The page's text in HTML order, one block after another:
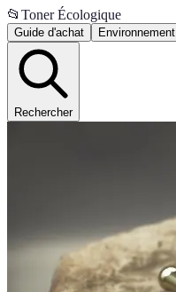
📂 Toner Écologique
Guide d'achat Environnement
Rechercher